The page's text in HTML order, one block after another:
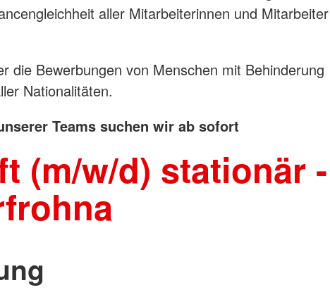
aller Mitarbeiterinnen und Mitarbeiter
die Bewerbungen von Menschen mit Behinderung
Nationalitäten.
Teams suchen wir ab sofort
(m/w/d) stationär -